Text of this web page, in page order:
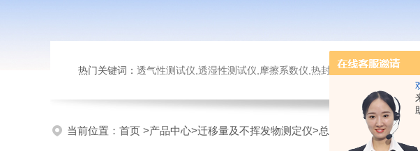
热门关键词： 透气性测试仪,透湿性测试仪,摩擦系数仪,热封试验仪,密封试验仪,等压法透氧仪,
当前位置： 首页 >产品中心>迁移量及不挥发物测定仪>总迁移量测定仪>食